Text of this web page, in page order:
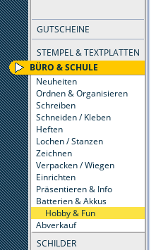
GUTSCHEINE
STEMPEL & TEXTPLATTEN
BÜRO & SCHULE
Neuheiten
Ordnen & Organisieren
Schreiben
Schneiden / Kleben
Heften
Lochen / Stanzen
Zeichnen
Verpacken / Wiegen
Einrichten
Präsentieren & Info
Batterien & Akkus
Hobby & Fun
Abverkauf
SCHILDER